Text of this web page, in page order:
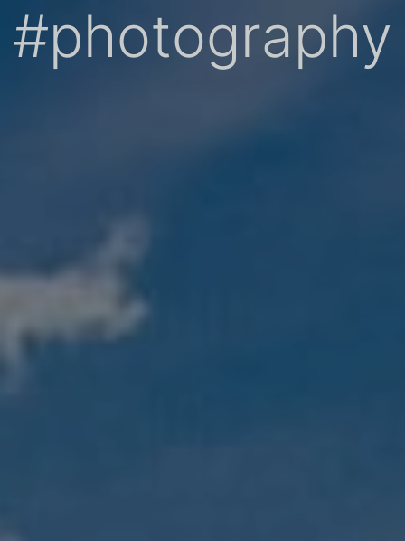
#photography